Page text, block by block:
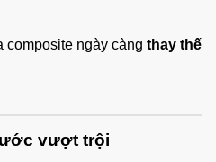
ngày càng thay thế
vượt trội